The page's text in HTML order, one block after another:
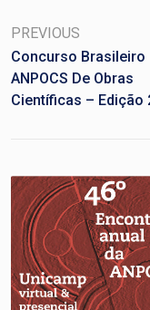
PREVIOUS
Concurso Brasileiro
ANPOCS De Obras
Científicas – Edição